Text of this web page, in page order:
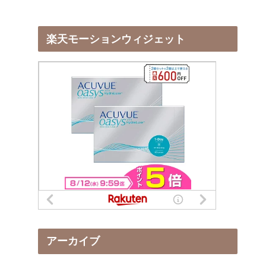
楽天モーションウィジェット
アーカイブ